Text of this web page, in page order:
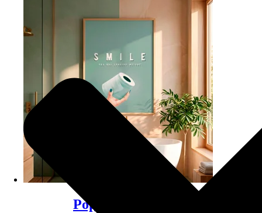
Populære plakater